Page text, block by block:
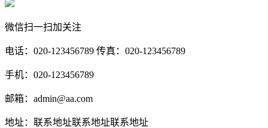
微信扫一扫加关注
电话：020-123456789 传真：020-123456789
手机：020-123456789
邮箱：admin@aa.com
地址：联系地址联系地址联系地址